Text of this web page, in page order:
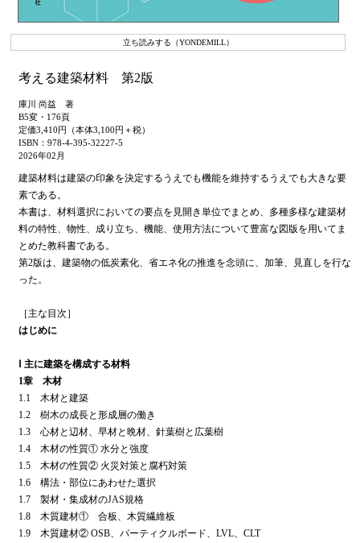
立ち読みする（YONDEMILL）
考える建築材料 第2版
庫川 尚益 著
B5変・176頁
定価3,410円（本体3,100円＋税）
ISBN：978-4-395-32227-5
2026年02月
建築材料は建築の印象を決定するうえでも機能を維持するうえでも大きな要
素である。
本書は、材料選択においての要点を見開き単位でまとめ、多種多様な建築材
料の特性、物性、成り立ち、機能、使用方法について豊富な図版を用いてま
とめた教科書である。
第2版は、建築物の低炭素化、省エネ化の推進を念頭に、加筆、見直しを行な
った。
［主な目次］
はじめに
Ⅰ 主に建築を構成する材料
1章 木材
1.1 木材と建築
1.2 樹木の成長と形成層の働き
1.3 心材と辺材、早材と晩材、針葉樹と広葉樹
1.4 木材の性質① 水分と強度
1.5 木材の性質② 火災対策と腐朽対策
1.6 構法・部位にあわせた選択
1.7 製材・集成材のJAS規格
1.8 木質建材① 合板、木質繊維板
1.9 木質建材② OSB、パーティクルボード、LVL、CLT